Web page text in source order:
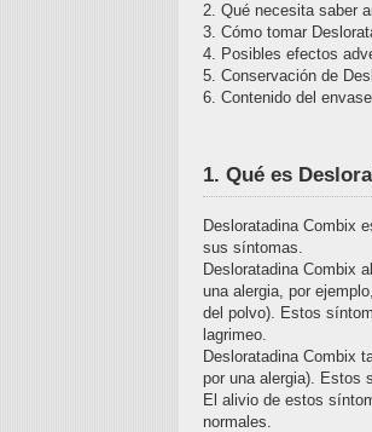
2. Qué necesita saber
3. Cómo tomar
4. Posibles efectos
5. Conservación de
6. Contenido del
1. Qué es
Desloratadina Combix
sus síntomas.
Desloratadina Combix
una alergia, por
del polvo). Estos
lagrimeo.
Desloratadina Combix
por una alergia). Estos
El alivio de estos
normales.